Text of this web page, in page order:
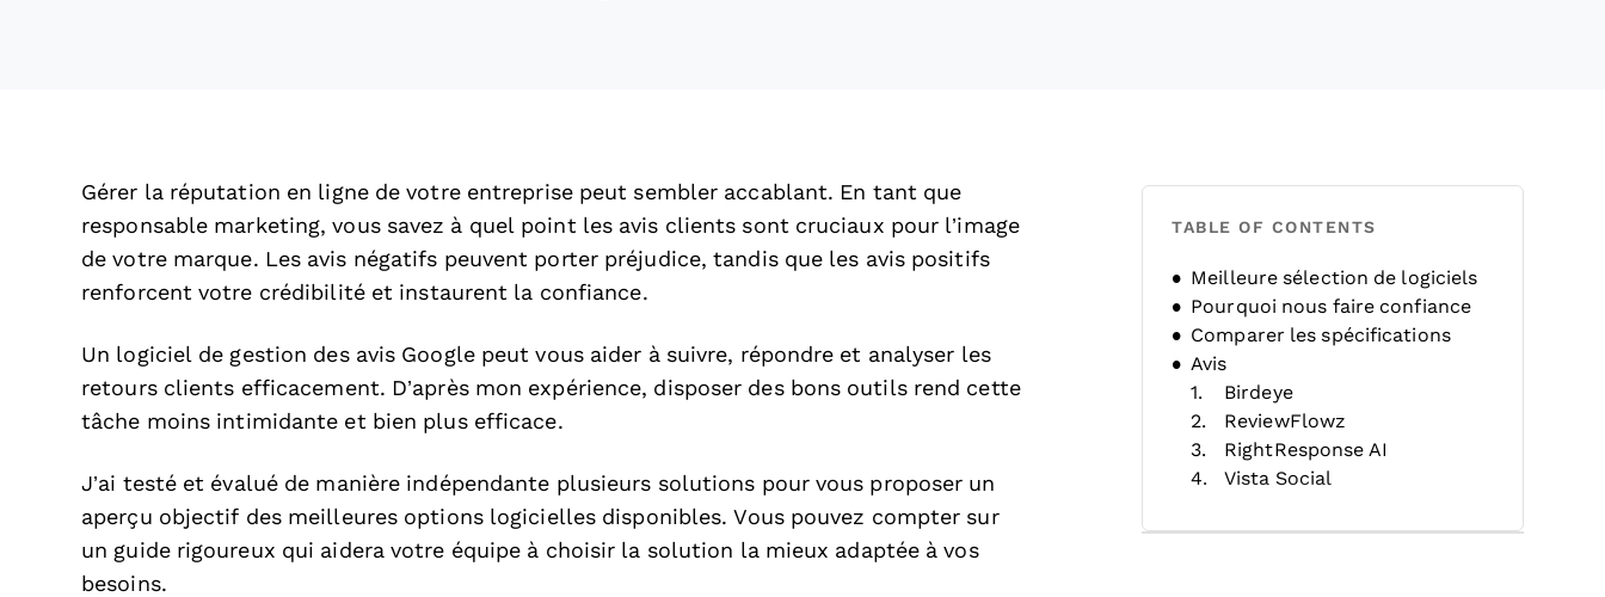
Gérer la réputation en ligne de votre entreprise peut sembler accablant. En tant que
responsable marketing, vous savez à quel point les avis clients sont cruciaux pour l’image
de votre marque. Les avis négatifs peuvent porter préjudice, tandis que les avis positifs
renforcent votre crédibilité et instaurent la confiance.
Un logiciel de gestion des avis Google peut vous aider à suivre, répondre et analyser les
retours clients efficacement. D’après mon expérience, disposer des bons outils rend cette
tâche moins intimidante et bien plus efficace.
J’ai testé et évalué de manière indépendante plusieurs solutions pour vous proposer un
aperçu objectif des meilleures options logicielles disponibles. Vous pouvez compter sur
un guide rigoureux qui aidera votre équipe à choisir la solution la mieux adaptée à vos
besoins.
TABLE OF CONTENTS
Meilleure sélection de logiciels
Pourquoi nous faire confiance
Comparer les spécifications
Avis
Birdeye
ReviewFlowz
RightResponse AI
Vista Social
EmbedSocial